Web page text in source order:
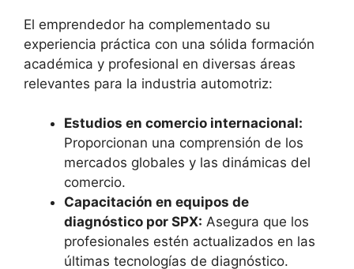
El emprendedor ha complementado su
experiencia práctica con una sólida formación
académica y profesional en diversas áreas
relevantes para la industria automotriz:
Estudios en comercio internacional:
Proporcionan una comprensión de los
mercados globales y las dinámicas del
comercio.
Capacitación en equipos de
diagnóstico por SPX: Asegura que los
profesionales estén actualizados en las
últimas tecnologías de diagnóstico.